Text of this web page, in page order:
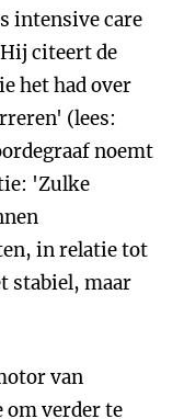
intensive care
citeert de
het had over
(lees:
noemt
'Zulke
in relatie tot
stabiel, maar
van
verder te